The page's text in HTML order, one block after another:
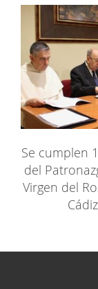
Se cumplen
del
Virgen del
Cádiz